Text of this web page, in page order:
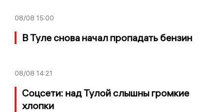
08/08 15:00
В Туле снова начал пропадать бензин
08/08 14:21
Соцсети: над Тулой слышны громкие
хлопки